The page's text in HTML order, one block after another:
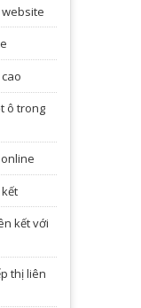
ô trong
kết với
thị liên